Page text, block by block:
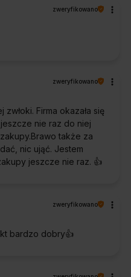
zweryfikowano
zweryfikowano
Firma okazała się
nie raz do niej
także za
nic ująć. Jestem
jeszcze nie raz. 👍️
zweryfikowano
bardzo dobry👍️